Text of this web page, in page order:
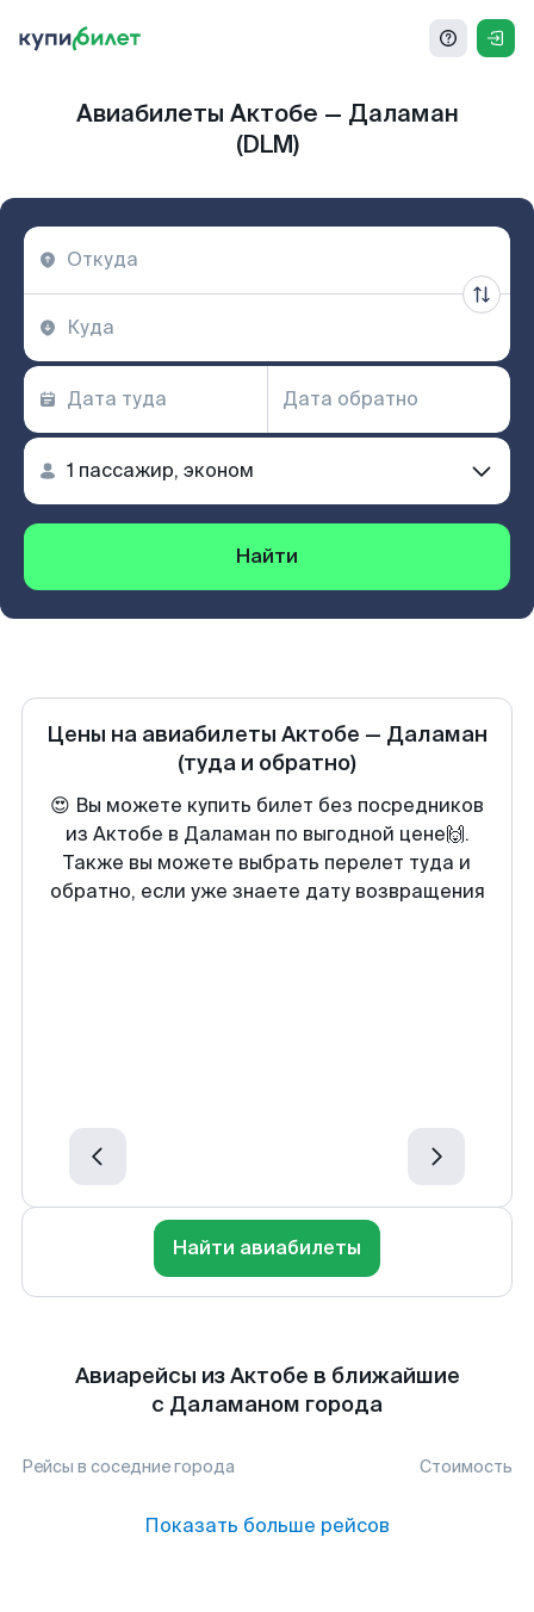
Авиабилеты Актобе — Даламан
(DLM)
Найти
Цены на авиабилеты Актобе — Даламан
(туда и обратно)
😍 Вы можете купить билет без посредников
из Актобе в Даламан по выгодной цене🙌.
Также вы можете выбрать перелет туда и
обратно, если уже знаете дату возвращения
Найти авиабилеты
Авиарейсы из Актобе в ближайшие
с Даламаном города
Рейсы в соседние города Стоимость
Показать больше рейсов